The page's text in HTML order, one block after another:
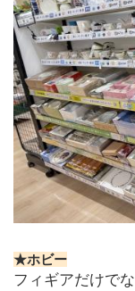
★ホビー
フィギアだけで